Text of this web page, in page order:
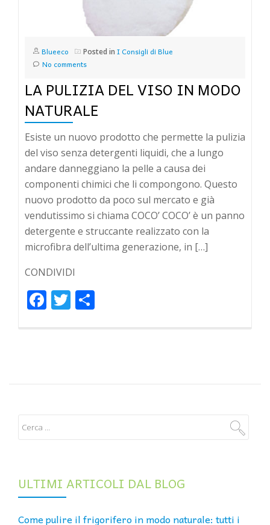
Blueeco Posted in I Consigli di Blue
No comments
LA PULIZIA DEL VISO IN MODO
NATURALE
Esiste un nuovo prodotto che permette la pulizia
del viso senza detergenti liquidi, che a lungo
andare danneggiano la pelle a causa dei
componenti chimici che li compongono. Questo
nuovo prodotto da poco sul mercato e già
vendutissimo si chiama COCO’ COCO’ è un panno
detergente e struccante realizzato con la
microfibra dell’ultima generazione, in […]
CONDIVIDI
FacebookTwitter
ULTIMI ARTICOLI DAL BLOG
Come pulire il frigorifero in modo naturale: tutti i